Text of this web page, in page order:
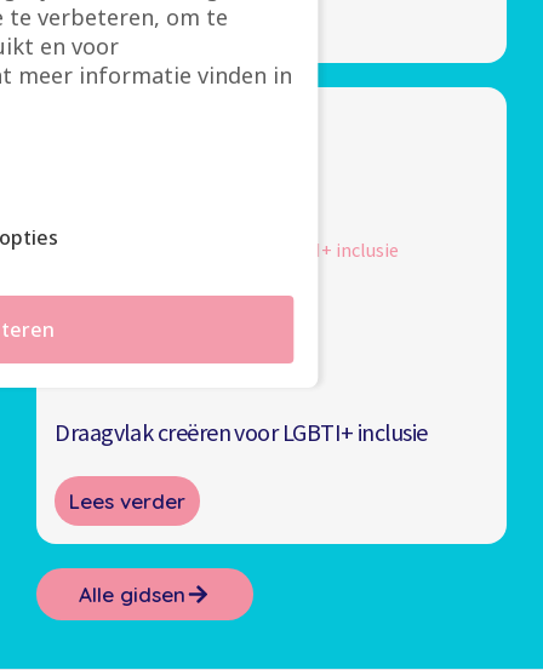
interne
geherevalueerd.
Lees verder
Draagvlak creëren voor LGBTI+ inclusie
Lees verder
Alle gidsen
te verbeteren, om te
en voor
meer informatie vinden in